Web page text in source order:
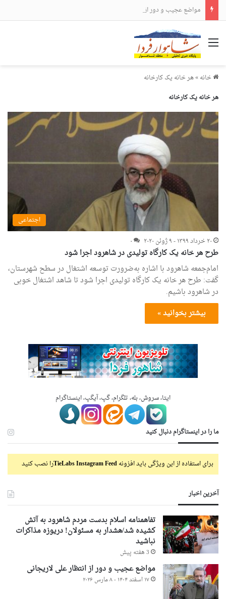
مواضع عجیب و دور از انتظار علی لاریجانی
منو
خانه»هر خانه یک کارخانه
هر خانه یک کارخانه
اجتماعی
۲۰ خرداد ۱۳۹۹ - ۹ ژوئن ۲۰۲۰
۰
طرح هر خانه یک کارگاه تولیدی در شاهرود اجرا شود
امام‌جمعه شاهرود با اشاره به‌ضرورت توسعه اشتغال در سطح شهرستان،
گفت: طرح هر خانه یک کارگاه تولیدی اجرا شود تا شاهد اشتغال خوبی
در شاهرود باشیم.
بیشتر بخوانید »
ایتا، سروش، بله، تلگرام، گپ، آیگپ، اینستاگرام
ما را در اینستاگرام دنبال کنید
برای استفاده از این ویژگی باید افزونهTieLabs Instagram Feedرا نصب کنید
آخرین اخبار
تفاهمنامه اسلام بدست مردم شاهرود به آتش
کشیده شد/هشدار به مسئولان! دریوزه مذاکرات
نباشید
3 هفته پیش
مواضع عجیب و دور از انتظار علی لاریجانی
۱۷ اسفند ۱۴۰۴ - ۸ مارس ۲۰۲۶